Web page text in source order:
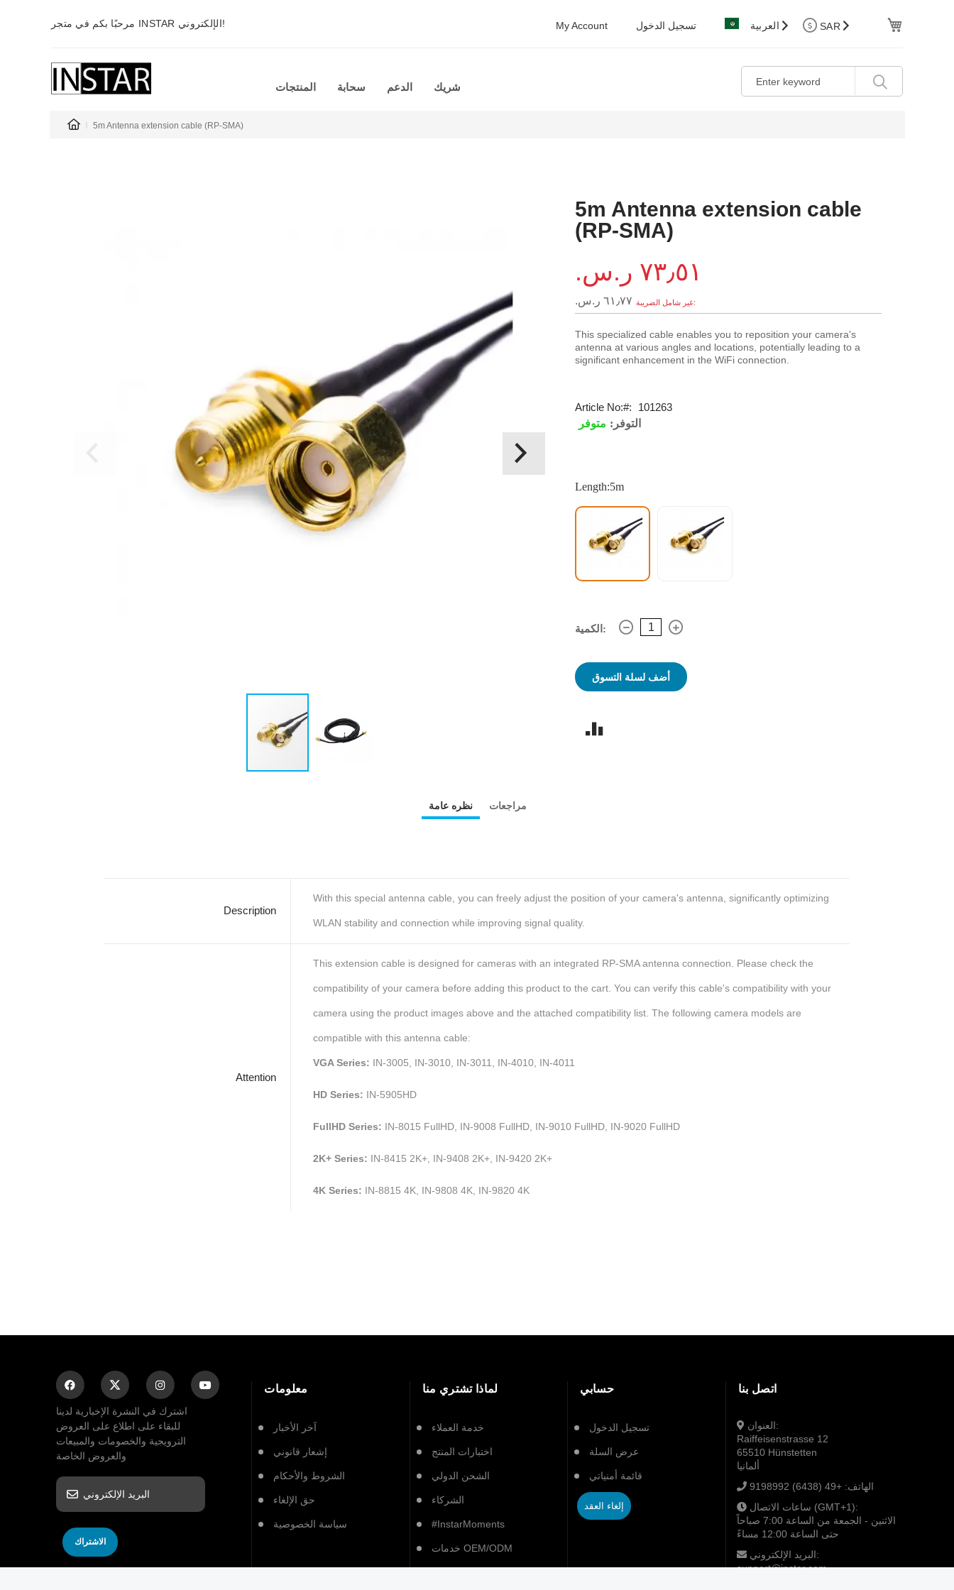
مرحبًا بكم في متجر INSTAR الإلكتروني! My Account تسجيل الدخول العربية SAR
المنتجات سحابة الدعم شريك
5m Antenna extension cable (RP-SMA)
5m Antenna extension cable
(RP-SMA)
٧٣٫٥١ ر.س.‏
٦١٫٧٧ ر.س.‏
This specialized cable enables you to reposition your camera's
antenna at various angles and locations, potentially leading to a
significant enhancement in the WiFi connection.
Article No:
101263
التوفر: متوفر
Length:5m
الكمية:
أضف لسلة التسوق
نظره عامة
Description
With this special antenna cable, you can freely adjust the position of your camera's antenna, significantly optimizing
WLAN stability and connection while improving signal quality.
Attention
This extension cable is designed for cameras with an integrated RP-SMA antenna connection. Please check the
compatibility of your camera before adding this product to the cart. You can verify this cable's compatibility with your
camera using the product images above and the attached compatibility list. The following camera models are
compatible with this antenna cable:
VGA Series: IN-3005, IN-3010, IN-3011, IN-4010, IN-4011
HD Series: IN-5905HD
FullHD Series: IN-8015 FullHD, IN-9008 FullHD, IN-9010 FullHD, IN-9020 FullHD
2K+ Series: IN-8415 2K+, IN-9408 2K+, IN-9420 2K+
4K Series: IN-8815 4K, IN-9808 4K, IN-9820 4K
مراجعات
اشترك في النشرة الإخبارية لدينا
للبقاء على اطلاع على العروض
الترويجية والخصومات والمبيعات
والعروض الخاصة
الاشتراك
معلومات
آخر الأخبار
إشعار قانوني
الشروط والأحكام
حق الإلغاء
سياسة الخصوصية
لماذا تشتري منا
خدمة العملاء
اختبارات المنتج
الشحن الدولي
الشركاء
#InstarMoments
خدمات OEM/ODM
حسابي
تسجيل الدخول
عرض السلة
قائمة أمنياتي
إلغاء العقد
اتصل بنا
العنوان:
Raiffeisenstrasse 12
65510 Hünstetten
ألمانيا
الهاتف:+49 (6438) 9198992
ساعات الاتصال (GMT+1):
الاثنين - الجمعة من الساعة 7:00 صباحاً
حتى الساعة 12:00 مساءً
البريد الإلكتروني:
support@instar.com